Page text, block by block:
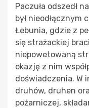
Paczuła odszedł
był nieodłącznym
Łebunia, gdzie z
się strażackiej
niepowetowaną
okazję z nim
doświadczenia. W
druhów, druhen
pożarniczej,